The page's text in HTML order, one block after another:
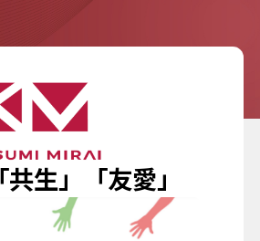
共生」「友愛」